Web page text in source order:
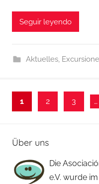
Seguir leyendo
Aktuelles,
Navegación
entradas
1 2 3 …
Über uns
Die
e.V. wurde